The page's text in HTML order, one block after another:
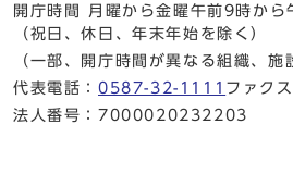
開庁時間 月曜から金曜午前9時から
（祝日、休日、年末年始を除く）
（一部、開庁時間が異なる組織、施
代表電話： 0587-32-1111 ファク
法人番号：7000020232203